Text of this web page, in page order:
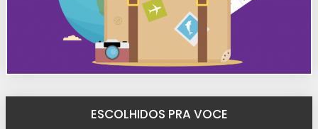
ESCOLHIDOS PRA VOCE